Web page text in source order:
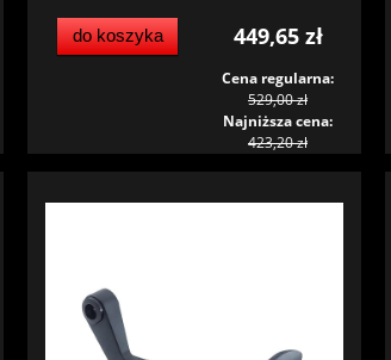
449,65 zł
Cena regularna:
529,00 zł
Najniższa cena:
423,20 zł
do koszyka